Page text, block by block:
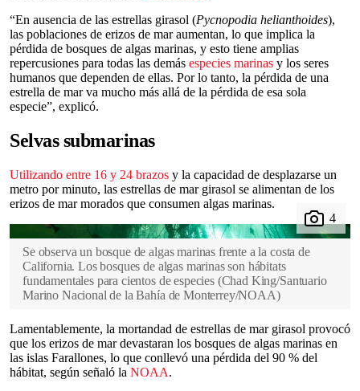
“En ausencia de las estrellas girasol (Pycnopodia helianthoides),
las poblaciones de erizos de mar aumentan, lo que implica la
pérdida de bosques de algas marinas, y esto tiene amplias
repercusiones para todas las demás especies marinas y los seres
humanos que dependen de ellas. Por lo tanto, la pérdida de una
estrella de mar va mucho más allá de la pérdida de esa sola
especie”, explicó.
Selvas submarinas
Utilizando entre 16 y 24 brazos y la capacidad de desplazarse un
metro por minuto, las estrellas de mar girasol se alimentan de los
erizos de mar morados que consumen algas marinas.
Se observa un bosque de algas marinas frente a la costa de
California. Los bosques de algas marinas son hábitats
fundamentales para cientos de especies (Chad King/Santuario
Marino Nacional de la Bahía de Monterrey/NOAA)
Lamentablemente, la mortandad de estrellas de mar girasol provocó
que los erizos de mar devastaran los bosques de algas marinas en
las islas Farallones, lo que conllevó una pérdida del 90 % del
hábitat, según señaló la NOAA.